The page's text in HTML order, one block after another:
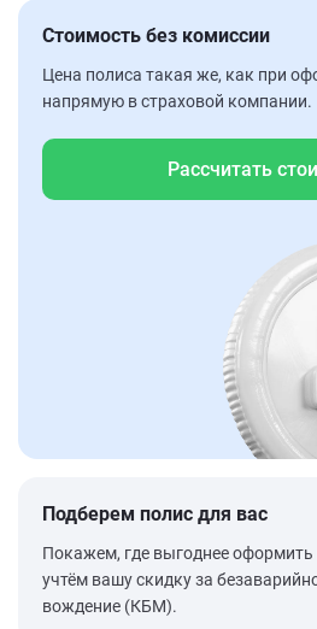
Стоимость без комиссии
Цена полиса такая же, как при
напрямую в страховой компании.
Рассчитать
Подберем полис для вас
Покажем, где выгоднее оформить
учтём вашу скидку за
вождение (КБМ).